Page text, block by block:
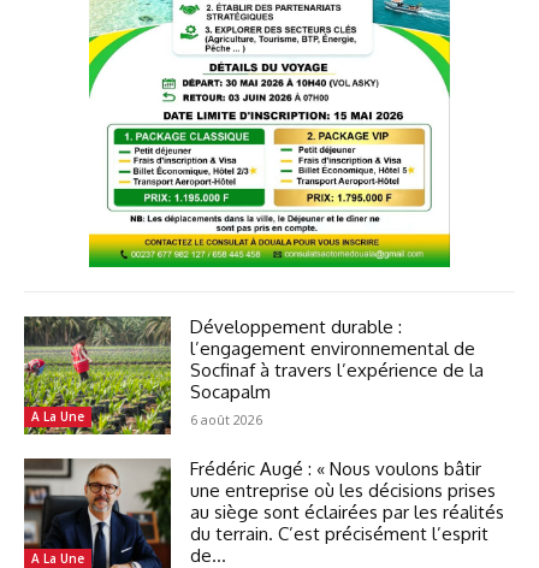
A La Une
Développement durable :
l’engagement environnemental de
Socfinaf à travers l’expérience de la
Socapalm
6 août 2026
A La Une
Frédéric Augé : « Nous voulons bâtir
une entreprise où les décisions prises
au siège sont éclairées par les réalités
du terrain. C’est précisément l’esprit
de...